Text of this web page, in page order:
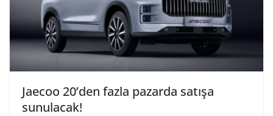
Jaecoo 20’den fazla pazarda satışa
sunulacak!